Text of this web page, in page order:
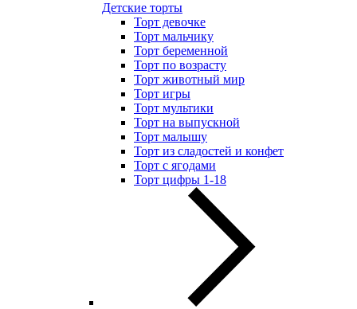
Детские торты
Торт девочке
Торт мальчику
Торт беременной
Торт по возрасту
Торт животный мир
Торт игры
Торт мультики
Торт на выпускной
Торт малышу
Торт из сладостей и конфет
Торт с ягодами
Торт цифры 1-18